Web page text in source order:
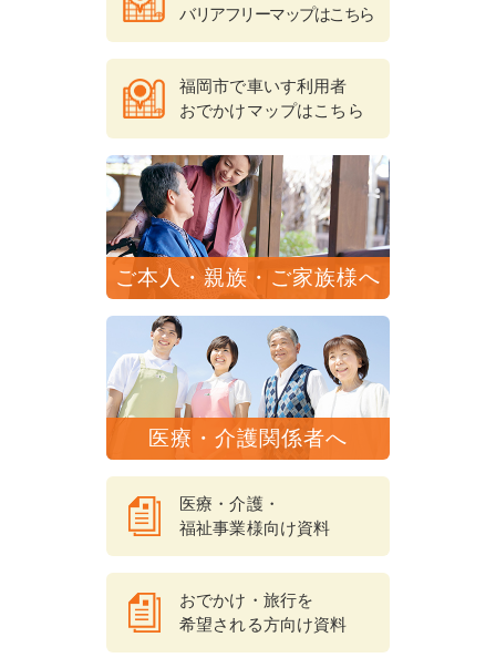
バリアフリーマップはこちら
福岡市で車いす利用者
おでかけマップはこちら
ご本人・親族・ご家族様へ
医療・介護関係者へ
医療・介護・
福祉事業様向け資料
おでかけ・旅行を
希望される方向け資料